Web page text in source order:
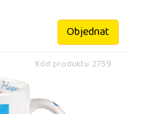
Objednat
Kód produktu: 2759